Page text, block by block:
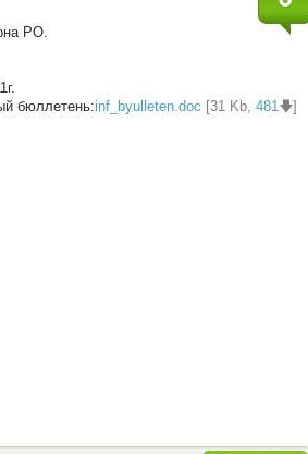
РО.
бюллетень:inf_byulleten.doc [31 Kb, 481 🡇]